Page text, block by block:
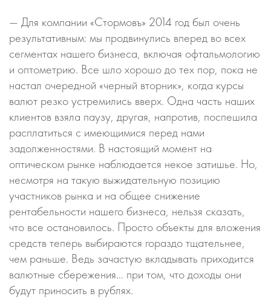
— Для компании «Стормовъ» 2014 год был очень
результативным: мы продвинулись вперед во всех
сегментах нашего бизнеса, включая офтальмологию
и оптометрию. Все шло хорошо до тех пор, пока не
настал очередной «черный вторник», когда курсы
валют резко устремились вверх. Одна часть наших
клиентов взяла паузу, другая, напротив, поспешила
расплатиться с имеющимися перед нами
задолженностями. В настоящий момент на
оптическом рынке наблюдается некое затишье. Но,
несмотря на такую выжидательную позицию
участников рынка и на общее снижение
рентабельности нашего бизнеса, нельзя сказать,
что все остановилось. Просто объекты для вложения
средств теперь выбираются гораздо тщательнее,
чем раньше. Ведь зачастую вкладывать приходится
валютные сбережения… при том, что доходы они
будут приносить в рублях.